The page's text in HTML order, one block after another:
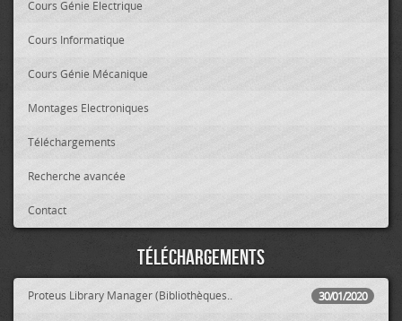
Cours Génie Electrique
Cours Informatique
Cours Génie Mécanique
Montages Electroniques
Téléchargements
Recherche avancée
Contact
Téléchargements
30/01/2020
Proteus Library Manager (Bibliothèques..